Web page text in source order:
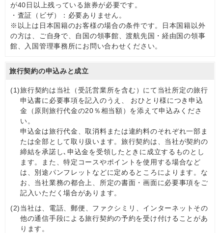
が40日以上残っている旅券が必要です。
・査証（ビザ）：必要ありません。
※以上は日本国籍のお客様の場合の条件です。日本国籍以外
の方は、ご自身で、自国の領事館、渡航先国・経由国の領事
館、入国管理事務所にお問い合わせください。
旅行契約の申込みと成立
(1)旅行契約は当社（受託営業所を含む）にて当社所定の旅行
申込書に必要事項を記入のうえ、 おひとり様につき申込
金（原則旅行代金の20％相当額）を添えて申込みくださ
い。
申込金は旅行代金、取消料または違約料のそれぞれ一部ま
たは全部として取り扱います。旅行契約は、当社が契約の
締結を承諾し､申込金を受領したときに成立するものとし
ます。また、特定コースやポイントを使用する場合など
は、別途パンフレットなどに定めるところによります。な
お、当社業務の都合上、所定の書面・画面に必要事項をご
記入いただく場合があります。
(2)当社は、電話、郵便、ファクシミリ、インターネットその
他の通信手段による旅行契約の予約を受け付けることがあ
ります。